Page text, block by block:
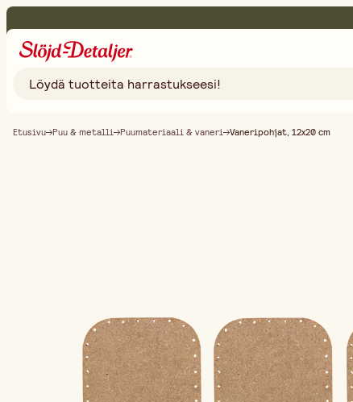
Etusivu Puu & metalli Puumateriaali & vaneri Vaneripohjat, 12x20 cm